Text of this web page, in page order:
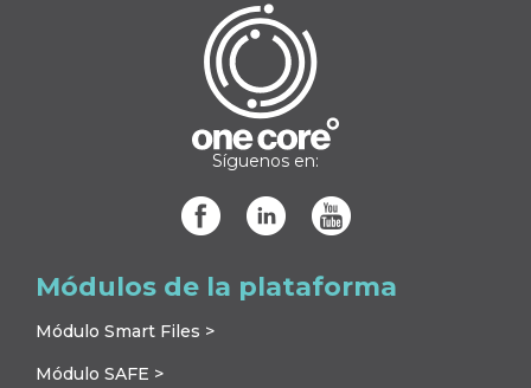
Síguenos en:
Módulos de la plataforma
Módulo Smart Files >
Módulo SAFE >